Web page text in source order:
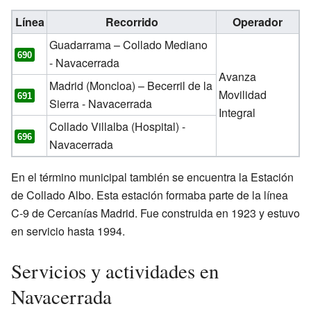
Línea Recorrido Operador
690
Guadarrama – Collado Mediano
- Navacerrada
Avanza
Movilidad
Integral
691
Madrid (Moncloa) – Becerril de la
Sierra - Navacerrada
696
Collado Villalba (Hospital) -
Navacerrada
En el término municipal también se encuentra la Estación
de Collado Albo. Esta estación formaba parte de la línea
C-9 de Cercanías Madrid. Fue construida en 1923 y estuvo
en servicio hasta 1994.
Servicios y actividades en
Navacerrada